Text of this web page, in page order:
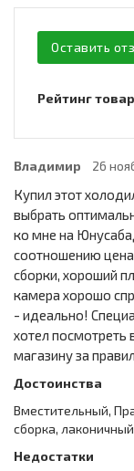
Оставить
Рейтинг
Владимир 26
Купил этот
выбрать
ко мне на
соотношению цена
сборки, хороший
камера хорошо
- идеально!
хотел посмотреть
магазину за
Достоинства
Вместительный,
сборка,
Недостатки